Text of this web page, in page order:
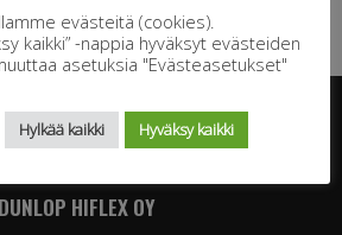
DUNLOP HIFLEX OY
evästeitä (cookies).
kaikki” -nappia hyväksyt evästeiden
asetuksia "Evästeasetukset"
Hylkää kaikki Hyväksy kaikki